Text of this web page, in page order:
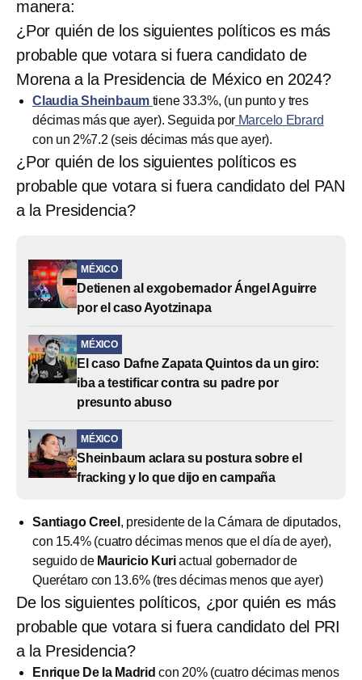
manera:
¿Por quién de los siguientes políticos es más
probable que votara si fuera candidato de
Morena a la Presidencia de México en 2024?
Claudia Sheinbaum tiene 33.3%, (un punto y tres
décimas más que ayer). Seguida por Marcelo Ebrard
con un 2%7.2 (seis décimas más que ayer).
¿Por quién de los siguientes políticos es
probable que votara si fuera candidato del PAN
a la Presidencia?
MÉXICO
Detienen al exgobernador Ángel Aguirre
por el caso Ayotzinapa
MÉXICO
El caso Dafne Zapata Quintos da un giro:
iba a testificar contra su padre por
presunto abuso
MÉXICO
Sheinbaum aclara su postura sobre el
fracking y lo que dijo en campaña
Santiago Creel , presidente de la Cámara de diputados,
con 15.4% (cuatro décimas menos que el día de ayer),
seguido de Mauricio Kuriactual gobernador de
Querétaro con 13.6% (tres décimas menos que ayer)
De los siguientes políticos, ¿por quién es más
probable que votara si fuera candidato del PRI
a la Presidencia?
Enrique De la Madrid con 20% (cuatro décimas menos